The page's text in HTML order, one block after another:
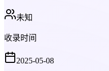
未知
收录时间
2025-05-08